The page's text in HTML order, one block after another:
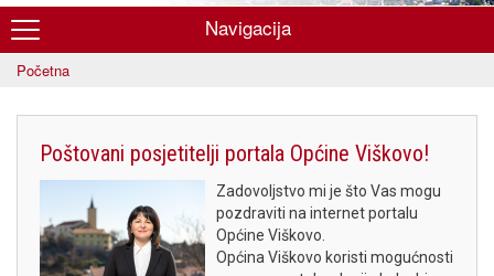
Općina
Viškovo
Navigacija
Početna
Poštovani posjetitelji portala Općine Viškovo!
Zadovoljstvo mi je što Vas mogu
pozdraviti na internet portalu
Općine Viškovo.
Općina Viškovo koristi mogućnosti